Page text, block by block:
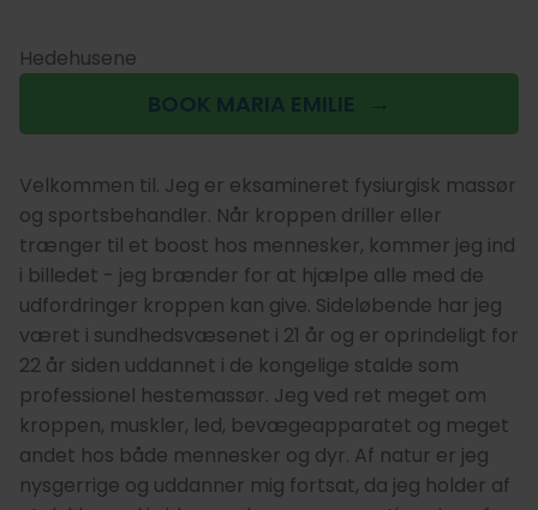
Hedehusene
BOOK MARIA EMILIE
Velkommen til. Jeg er eksamineret fysiurgisk massør
og sportsbehandler. Når kroppen driller eller
trænger til et boost hos mennesker, kommer jeg ind
i billedet - jeg brænder for at hjælpe alle med de
udfordringer kroppen kan give. Sideløbende har jeg
været i sundhedsvæsenet i 21 år og er oprindeligt for
22 år siden uddannet i de kongelige stalde som
professionel hestemassør. Jeg ved ret meget om
kroppen, muskler, led, bevægeapparatet og meget
andet hos både mennesker og dyr. Af natur er jeg
nysgerrige og uddanner mig fortsat, da jeg holder af